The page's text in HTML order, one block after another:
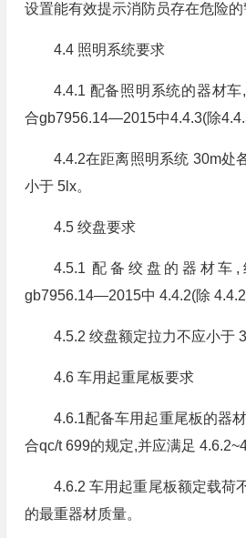
设置能有效提示消防员存在危险的
4.4 照明系统要求
4.4.1 配备照明系统的器材
合gb7956.14—2015中4.4.3(除
4.4.2在距离照明系统 30m处
小于 5lx。
4.5 绞盘要求
4.5.1 配备绞盘的器材车
gb7956.14—2015中 4.4.2(除
4.5.2 绞盘额定拉力不应小于
4.6 车用起重尾板要求
4.6.1配备车用起重尾板的器
合qc/t 699的规定,并应满足
4.6.2 车用起重尾板额定载荷
的最重器材质量。